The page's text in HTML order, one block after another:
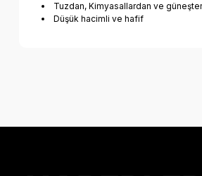
Tuzdan, Kimyasallardan ve
Düşük hacimli ve hafif
Ürün resmi kalitesiz, bozuk veya